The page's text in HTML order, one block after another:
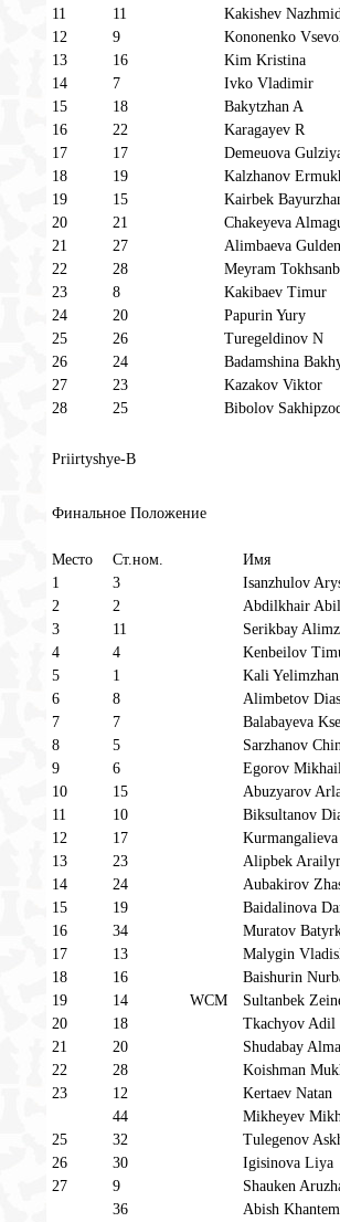
11
11 Kakishev
12
9 Kononenko
13
16 Kim Kristina
14
7 Ivko Vladimir
15
18 Bakytzhan A
16
22 Karagayev R
17
17 Demeuova
18
19 Kalzhanov
19
15 Kairbek
20
21 Chakeyeva
21
27 Alimbaeva Gulden
22
28 Meyram
23
8 Kakibaev Timur
24
20 Papurin Yury
25
26 Turegeldinov N
26
24 Badamshina
27
23 Kazakov Viktor
28
25 Bibolov
Priirtyshye-B
Финальное Положение
Место Ст.ном. Имя
1
3 Isanzhulov
2
2 Abdilkhair
3
11 Serikbay
4
4 Kenbeilov
5
1 Kali Yelimzhan
6
8 Alimbetov Dias
7
7 Balabayeva
8
5 Sarzhanov
9
6 Egorov Mikhail
10
15 Abuzyarov
11
10 Biksultanov
12
17
13
23 Alipbek
14
24 Aubakirov
15
19 Baidalinova
16
34 Muratov
17
13 Malygin
18
16 Baishurin
19
14 WCM Sultanbek
20
18 Tkachyov Adil
21
20 Shudabay
22
28 Koishman
23
12 Kertaev Natan
44
Mikheyev
25
32 Tulegenov
26
30 Igisinova Liya
27
9 Shauken
36
Abish